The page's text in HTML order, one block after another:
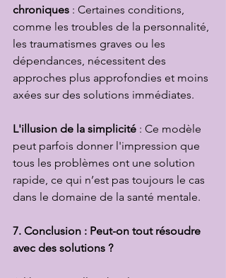
chroniques : Certaines conditions,
comme les troubles de la personnalité,
les traumatismes graves ou les
dépendances, nécessitent des
approches plus approfondies et moins
axées sur des solutions immédiates.
L'illusion de la simplicité : Ce modèle
peut parfois donner l'impression que
tous les problèmes ont une solution
rapide, ce qui n’est pas toujours le cas
dans le domaine de la santé mentale.
7. Conclusion : Peut-on tout résoudre
avec des solutions ?